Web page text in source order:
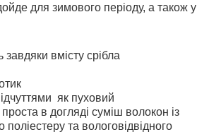
для зимового періоду, а також у
завдяки вмісту срібла
як пуховий
в догляді суміш волокон із
поліестеру та вологовідвідного